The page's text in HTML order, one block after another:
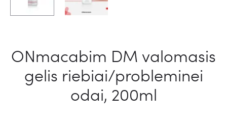
ONmacabim DM valomasis
gelis riebiai/probleminei
odai, 200ml